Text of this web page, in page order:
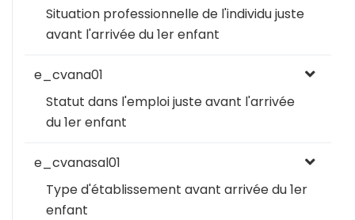
Situation professionnelle de l'individu juste
avant l'arrivée du 1er enfant
e_cvana01
Statut dans l'emploi juste avant l'arrivée
du 1er enfant
e_cvanasal01
Type d'établissement avant arrivée du 1er
enfant